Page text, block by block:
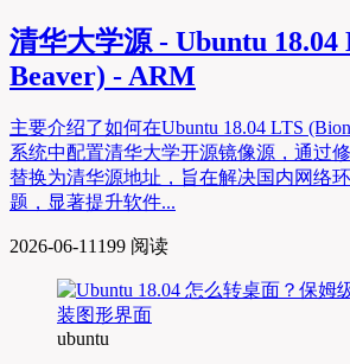
清华大学源 - Ubuntu 18.04
Beaver) - ARM
主要介绍了如何在Ubuntu 18.04 LTS
系统中配置清华大学开源镜像源，通过
替换为清华源地址，旨在解决国内网络
题，显著提升软件...
2026-06-11 199 阅读
ubuntu